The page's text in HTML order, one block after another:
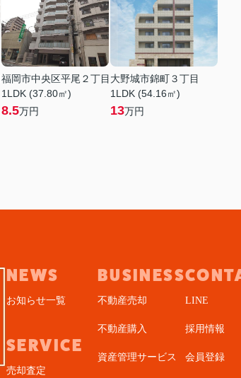
福岡市中央区平尾２丁目
1LDK (37.80㎡)
8.5万円
大野城市錦町３丁目
1LDK (54.16㎡)
13万円
NEWS
お知らせ一覧
SERVICE
売却査定
BUSINESS
不動産売却
不動産購入
資産管理サービス
LINE
採用情報
会員登録